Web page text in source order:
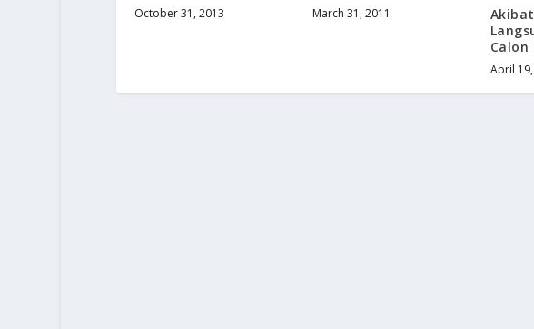
October 31, 2013 March 31, 2011
April